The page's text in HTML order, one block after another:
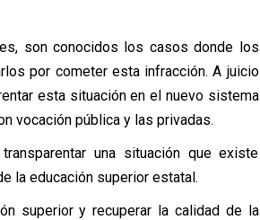
son conocidos los casos donde los
por cometer esta infracción. A juicio
esta situación en el nuevo sistema
vocación pública y las privadas.
una situación que existe
la educación superior estatal.
superior y recuperar la calidad de la